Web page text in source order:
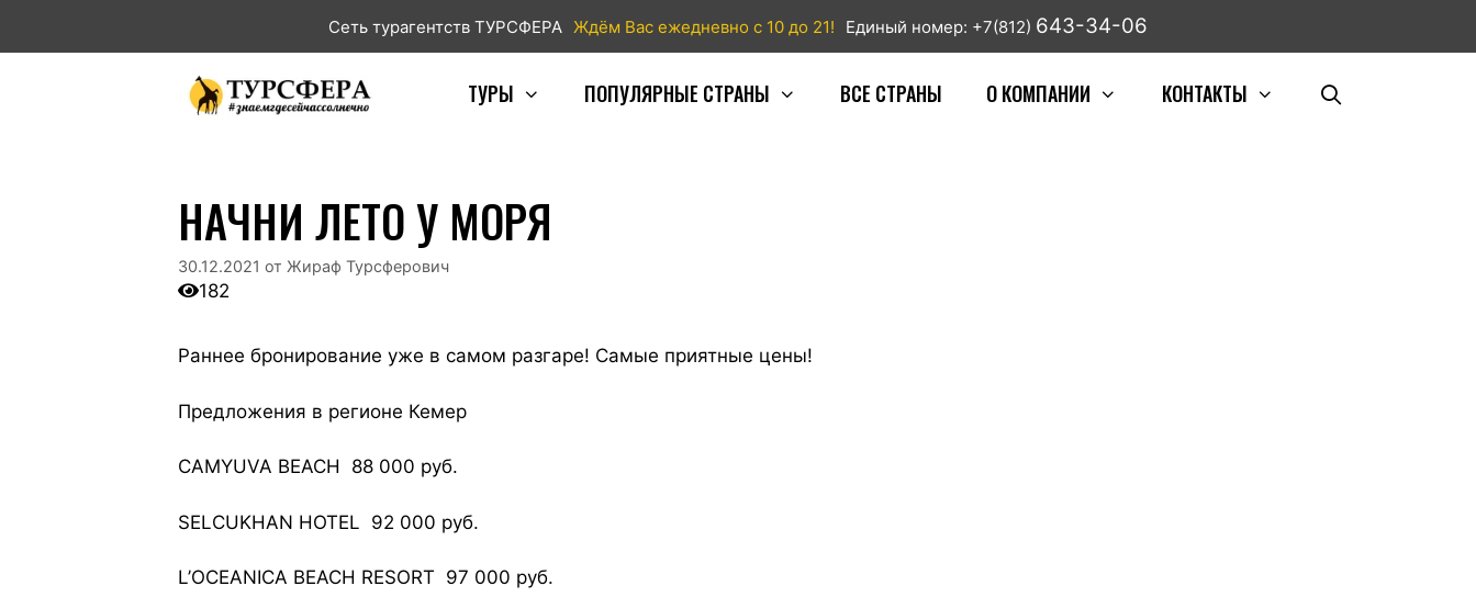
Сеть турагентств ТУРСФЕРА Ждём Вас ежедневно с 10 до 21! Единый номер: +7(812) 643-34-06
ТУРЫ ПОПУЛЯРНЫЕ СТРАНЫ ВСЕ СТРАНЫ О КОМПАНИИ КОНТАКТЫ
НАЧНИ ЛЕТО У МОРЯ
30.12.2021 от Жираф Турсферович
182
Раннее бронирование уже в самом разгаре! Самые приятные цены!
Предложения в регионе Кемер
CAMYUVA BEACH 88 000 руб.
SELCUKHAN HOTEL 92 000 руб.
L’OCEANICA BEACH RESORT 97 000 руб.